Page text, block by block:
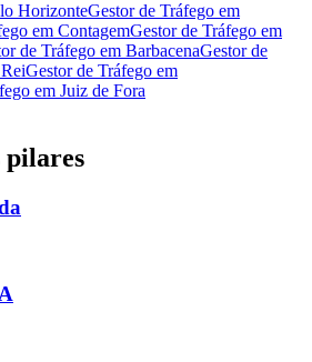
HorizonteGestor de Tráfego em
em ContagemGestor de Tráfego em
de Tráfego em BarbacenaGestor de
Gestor de Tráfego em
em Juiz de Fora
pilares